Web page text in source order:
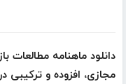
دانلود ماهنامه
مجازی، افزوده و ترکیبی